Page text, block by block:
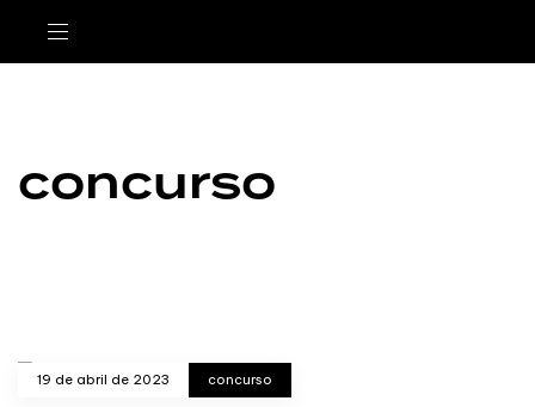
concurso
19 de abril de 2023 concurso